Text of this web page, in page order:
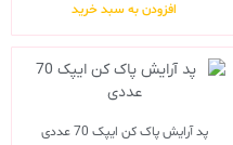
افزودن به سبد خرید
پد آرایش پاک کن ایپک 70 عددی